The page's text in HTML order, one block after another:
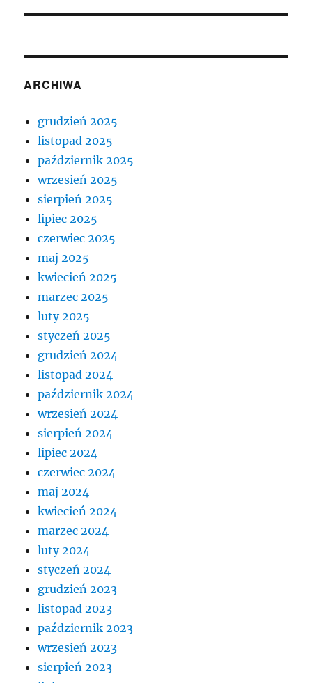
ARCHIWA
grudzień 2025
listopad 2025
październik 2025
wrzesień 2025
sierpień 2025
lipiec 2025
czerwiec 2025
maj 2025
kwiecień 2025
marzec 2025
luty 2025
styczeń 2025
grudzień 2024
listopad 2024
październik 2024
wrzesień 2024
sierpień 2024
lipiec 2024
czerwiec 2024
maj 2024
kwiecień 2024
marzec 2024
luty 2024
styczeń 2024
grudzień 2023
listopad 2023
październik 2023
wrzesień 2023
sierpień 2023